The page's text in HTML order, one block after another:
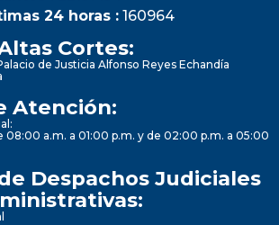
24 horas : 160964
Cortes:
de Justicia Alfonso Reyes Echandía
Atención:
08:00 a.m. a 01:00 p.m. y de 02:00 p.m. a 05:00
Despachos Judiciales